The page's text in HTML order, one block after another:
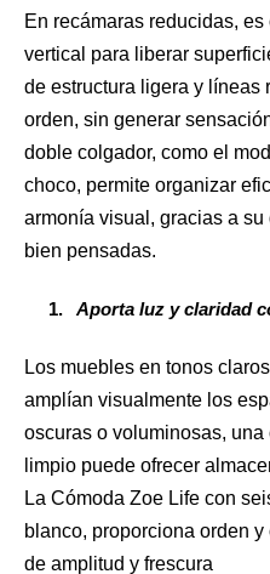
En recámaras reducidas,
vertical para liberar
de estructura ligera y líneas
orden, sin generar
doble colgador, como el
choco, permite organizar
armonía visual, gracias a
bien pensadas.
Aporta luz y claridad
Los muebles en tonos
amplían visualmente los
oscuras o voluminosas,
limpio puede ofrecer
La Cómoda Zoe Life con
blanco, proporciona orden
de amplitud y frescura